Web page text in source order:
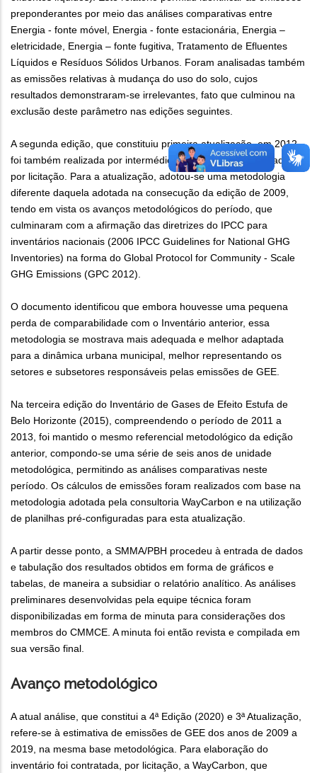
preponderantes por meio das análises comparativas entre
Energia - fonte móvel, Energia - fonte estacionária, Energia –
eletricidade, Energia – fonte fugitiva, Tratamento de Efluentes
Líquidos e Resíduos Sólidos Urbanos. Foram analisadas também
as emissões relativas à mudança do uso do solo, cujos
resultados demonstraram-se irrelevantes, fato que culminou na
exclusão deste parâmetro nas edições seguintes.
A segunda edição, que constituiu primeira atualização, em 2012,
foi também realizada por intermédio de consultoria contratada
por licitação. Para a atualização, adotou-se uma metodologia
diferente daquela adotada na consecução da edição de 2009,
tendo em vista os avanços metodológicos do período, que
culminaram com a afirmação das diretrizes do IPCC para
inventários nacionais (2006 IPCC Guidelines for National GHG
Inventories) na forma do Global Protocol for Community - Scale
GHG Emissions (GPC 2012).
O documento identificou que embora houvesse uma pequena
perda de comparabilidade com o Inventário anterior, essa
metodologia se mostrava mais adequada e melhor adaptada
para a dinâmica urbana municipal, melhor representando os
setores e subsetores responsáveis pelas emissões de GEE.
Na terceira edição do Inventário de Gases de Efeito Estufa de
Belo Horizonte (2015), compreendendo o período de 2011 a
2013, foi mantido o mesmo referencial metodológico da edição
anterior, compondo-se uma série de seis anos de unidade
metodológica, permitindo as análises comparativas neste
período. Os cálculos de emissões foram realizados com base na
metodologia adotada pela consultoria WayCarbon e na utilização
de planilhas pré-configuradas para esta atualização.
A partir desse ponto, a SMMA/PBH procedeu à entrada de dados
e tabulação dos resultados obtidos em forma de gráficos e
tabelas, de maneira a subsidiar o relatório analítico. As análises
preliminares desenvolvidas pela equipe técnica foram
disponibilizadas em forma de minuta para considerações dos
membros do CMMCE. A minuta foi então revista e compilada em
sua versão final.
Avanço metodológico
A atual análise, que constitui a 4ª Edição (2020) e 3ª Atualização,
refere-se à estimativa de emissões de GEE dos anos de 2009 a
2019, na mesma base metodológica. Para elaboração do
inventário foi contratada, por licitação, a WayCarbon, que